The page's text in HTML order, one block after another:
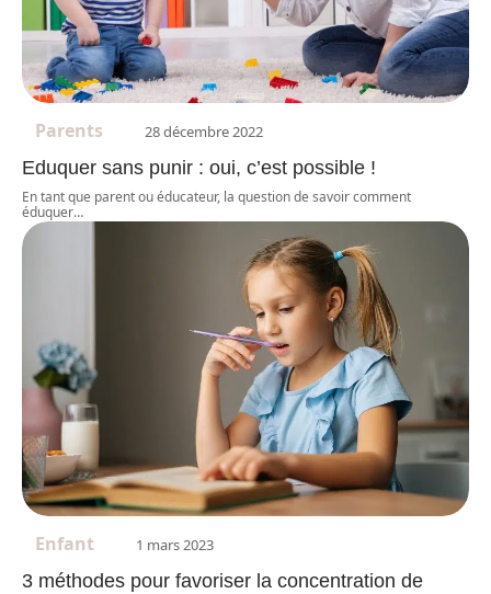
Parents 28 décembre 2022
Eduquer sans punir : oui, c’est possible !
En tant que parent ou éducateur, la question de savoir comment
éduquer…
Enfant 1 mars 2023
3 méthodes pour favoriser la concentration de